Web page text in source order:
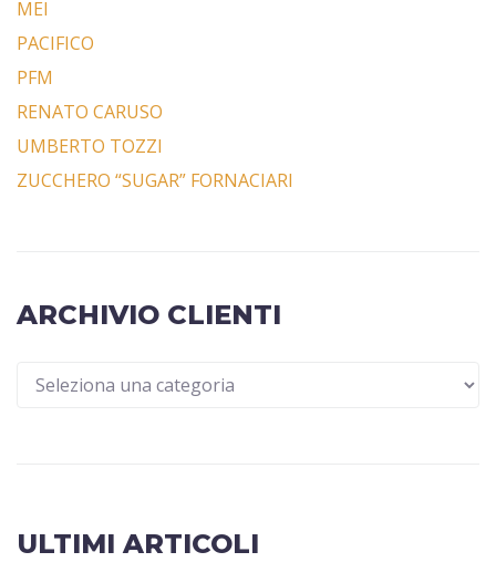
MEI
PACIFICO
PFM
RENATO CARUSO
UMBERTO TOZZI
ZUCCHERO “SUGAR” FORNACIARI
ARCHIVIO CLIENTI
ULTIMI ARTICOLI